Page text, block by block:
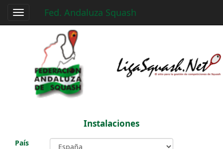
Toggle
navigation
Fed. Andaluza Squash
Instalaciones
País